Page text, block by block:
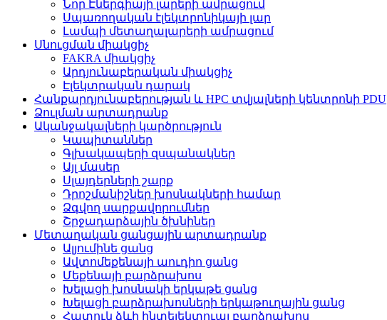
Նոր Էներգիայի լարերի ամրացում
Սպառողական էլեկտրոնիկայի լար
Լամպի մետաղալարերի ամրացում
Սնուցման միակցիչ
FAKRA միակցիչ
Արդյունաբերական միակցիչ
Էլեկտրական դարակ
Հանքարդյունաբերության և HPC տվյալների կենտրոնի PDU
Ձուլման արտադրանք
Ականջակալների կարծրություն
Կապիտաններ
Գլխակապերի զսպանակներ
Այլ մասեր
Սլայդերների շարք
Դրոշմանիշներ խոսնակների համար
Ձգվող սարքավորումներ
Շրջադարձային ծխնիներ
Մետաղական ցանցային արտադրանք
Ալյումինե ցանց
Ավտոմեքենայի աուդիո ցանց
Մեքենայի բարձրախոս
Խելացի խոսնակի երկաթե ցանց
Խելացի բարձրախոսների երկաթուղային ցանց
Հատուկ ձևի ինտելեկտուալ բարձրախոս